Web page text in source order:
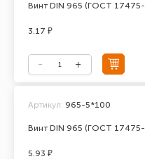
Винт DIN 965 (ГОСТ 17475-
3.17 ₽
Винт DIN 965 (ГОСТ
Артикул: 965-5*100
5.93 ₽